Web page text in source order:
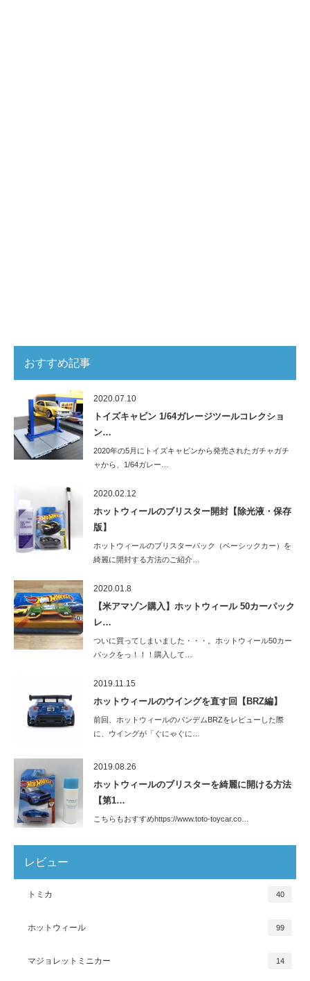
おすすめ記事
2020.07.10
トイズキャビン 1/64ガレージツールコレクショ
ン…
2020年の5月にトイズキャビンから発売されたガチャガチ
ャから、1/64ガレー…
2020.02.12
ホットウィールのブリスター開封【除光液・保存
版】
ホットウィールのブリスターパック（ベーシックカー）を
綺麗に開封する方法のご紹介…
2020.01.8
【米アマゾン購入】ホットウィール 50カーパック
レ…
ついに買ってしまいました・・・。ホットウィール50カー
パックをっ！！！購入して…
2019.11.15
ホットウィールのウイングを直す回【BRZ編】
前回、ホットウィールのパンデムBRZをレビューした際
に、ウイングが「ぐにゃぐに…
2019.08.26
ホットウィールのブリスターを綺麗に開ける方法
【第1…
こちらもおすすめhttps://www.toto-toycar.co…
レビュー
トミカ 40
ホットウィール 99
マジョレットミニカー 14